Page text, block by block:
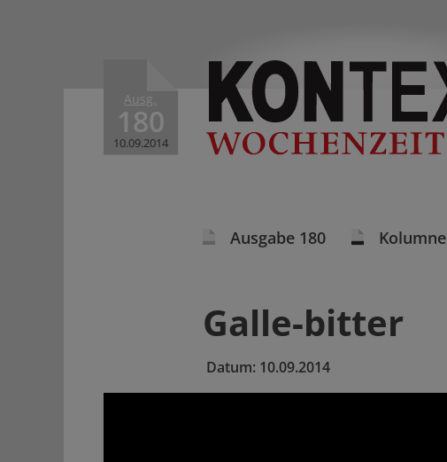
Ausg.
180
10.09.2014
Ausgabe 180 Kolumne
Galle-bitter
Datum: 10.09.2014